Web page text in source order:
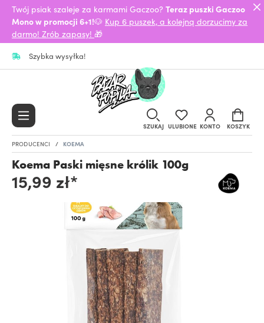
Twój psiak szaleje za karmami Gaczoo? Teraz puszki Gaczoo
Mono w promocji 6+1!🐶 Kup 6 puszek, a kolejną dorzucimy za
darmo! Zrób zapasy! 🎁
Szybka wysyłka!
SZUKAJ ULUBIONE KONTO KOSZYK
PRODUCENCI KOEMA
Koema Paski mięsne królik 100g
15,99 zł*